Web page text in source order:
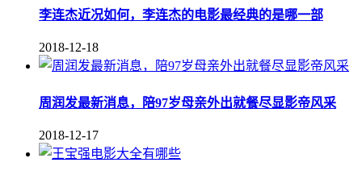
李连杰近况如何，李连杰的电影最经典的是哪一部
2018-12-18
周润发最新消息，陪97岁母亲外出就餐尽显影帝风采
2018-12-17